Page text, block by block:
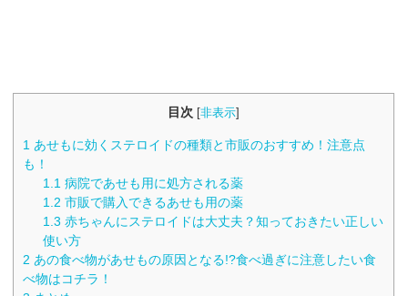
目次 [非表示]
1 あせもに効くステロイドの種類と市販のおすすめ！注意点
も！
1.1 病院であせも用に処方される薬
1.2 市販で購入できるあせも用の薬
1.3 赤ちゃんにステロイドは大丈夫？知っておきたい正しい
使い方
2 あの食べ物があせもの原因となる!?食べ過ぎに注意したい食
べ物はコチラ！